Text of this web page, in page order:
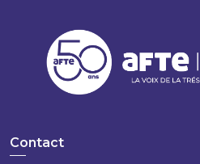
Contact